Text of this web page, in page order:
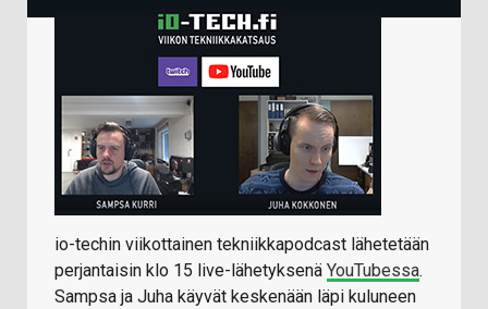
io-techin viikottainen tekniikkapodcast lähetetään
perjantaisin klo 15 live-lähetyksenä YouTubessa.
Sampsa ja Juha käyvät keskenään läpi kuluneen